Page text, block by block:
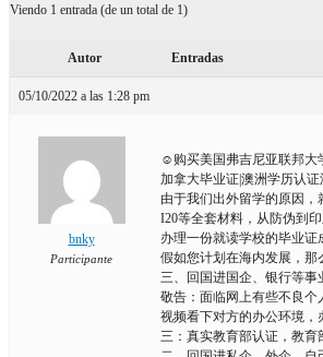
Viendo 1 entrada (de un total de 1)
Autor Entradas
05/10/2022 a las 1:28 pm
bnky
Participante
☺购买美国弗吉尼亚联邦大
加拿大毕业证|澳洲学历认
由于我们出外留学的原因
I20等全套材料，从防伪到
办理一份就读学校的毕业证
假如您计划在海内发展，那
三、回国进国企、银行等
敬告：面临网上有些不良
视频看下对方的办公环境，
三：真实教育部认证，教育